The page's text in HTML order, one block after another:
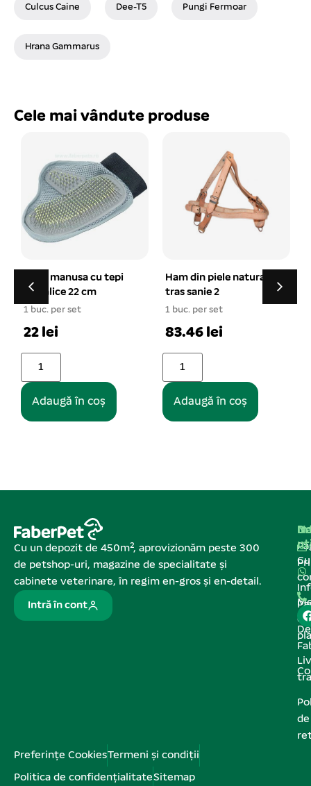
Culcus Caine Dee-T5 Pungi Fermoar
Hrana Gammarus
Cele mai vândute produse
Ham din piele naturala
tras sanie 2
1 buc. per set
83.46 lei
Adaugă în coș
Tarus spiral pentru
legat caini 0,8×48 cm
1 buc. per set
25.37 lei
Adaugă în coș
Cu un depozit de 450m², aprovizionăm peste 300
de petshop-uri, magazine de specialitate și
cabinete veterinare, în regim en-gros și en-detail.
Intră în cont
de
de
Preferințe CookiesTermeni și condiții
Politica de confidențialitateSitemap